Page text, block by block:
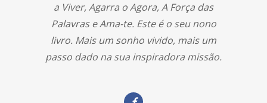
a Viver, Agarra o Agora, A Força das
Palavras e Ama-te. Este é o seu nono
livro. Mais um sonho vivido, mais um
passo dado na sua inspiradora missão.